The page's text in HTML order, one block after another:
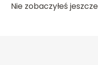
Nie zobaczyłeś